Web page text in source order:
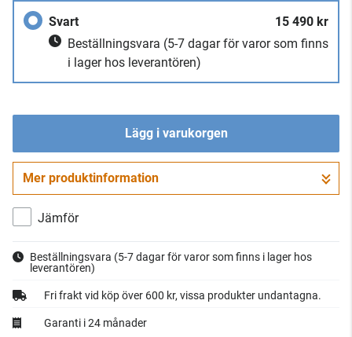
Svart
15 490 kr
Beställningsvara (5-7 dagar för varor som finns
i lager hos leverantören)
Lägg i varukorgen
Gå till kassan
Mer produktinformation
Jämför
Beställningsvara (5-7 dagar för varor som finns i lager hos
leverantören)
Fri frakt vid köp över 600 kr, vissa produkter undantagna.
Garanti i 24 månader